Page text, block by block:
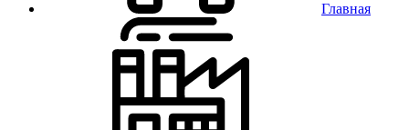
Главная